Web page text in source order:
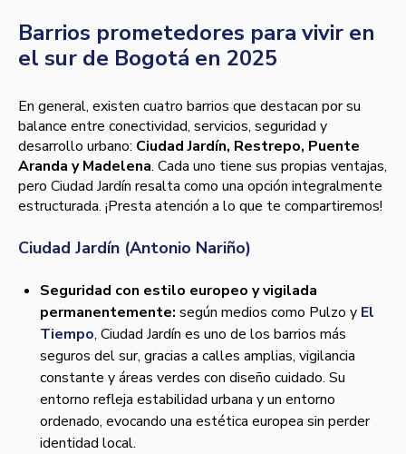
Barrios prometedores para vivir en
el sur de Bogotá en 2025
En general, existen cuatro barrios que destacan por su
balance entre conectividad, servicios, seguridad y
desarrollo urbano: Ciudad Jardín, Restrepo, Puente
Aranda y Madelena. Cada uno tiene sus propias ventajas,
pero Ciudad Jardín resalta como una opción integralmente
estructurada. ¡Presta atención a lo que te compartiremos!
Ciudad Jardín (Antonio Nariño)
Seguridad con estilo europeo y vigilada
permanentemente: según medios como Pulzo y El
Tiempo, Ciudad Jardín es uno de los barrios más
seguros del sur, gracias a calles amplias, vigilancia
constante y áreas verdes con diseño cuidado. Su
entorno refleja estabilidad urbana y un entorno
ordenado, evocando una estética europea sin perder
identidad local.